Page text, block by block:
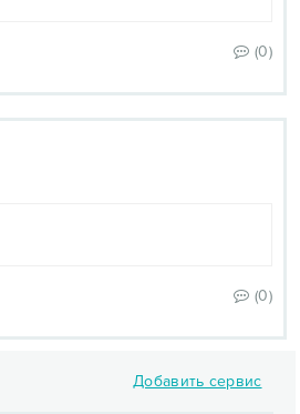
(0)
(0)
Добавить сервис